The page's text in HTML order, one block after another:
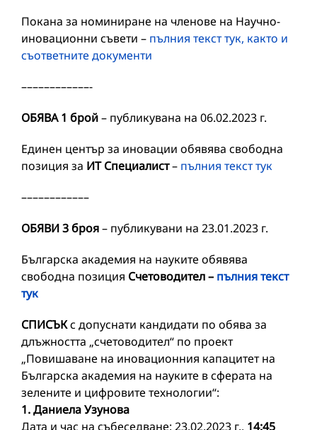
Покана за номиниране на членове на Научно-
иновационни съвети – пълния текст тук, както и
съответните документи
––––––––––––-
ОБЯВА 1 брой– публикувана на 06.02.2023 г.
Единен център за иновации обявява свободна
позиция за ИТ Специалист– пълния текст тук
––––––––––––
ОБЯВИ 3 броя– публикувани на 23.01.2023 г.
Българска академия на науките обявява
свободна позиция Счетоводител – пълния текст
тук
СПИСЪКс допуснати кандидати по обява за
длъжността „счетоводител“ по проект
„Повишаване на иновационния капацитет на
Българска академия на науките в сферата на
зелените и цифровите технологии“:
1. Даниела Узунова
Дата и час на събеседване: 23.02.2023 г., 14:45